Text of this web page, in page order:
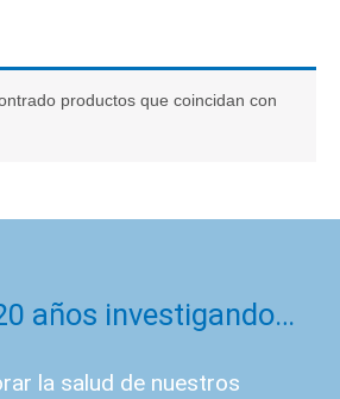
productos que coincidan con
años investigando…
la salud de nuestros